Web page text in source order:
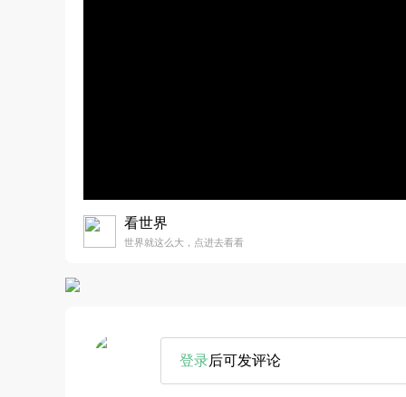
看世界
世界就这么大，点进去看看
登录后可发评论